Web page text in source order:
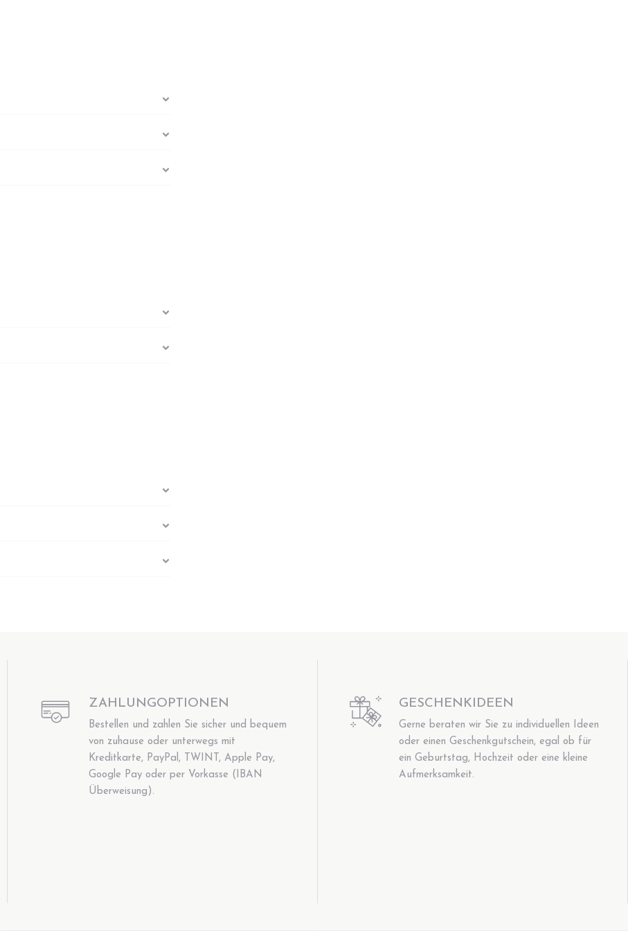
ZAHLUNGOPTIONEN
Bestellen und zahlen Sie sicher und bequem
von zuhause oder unterwegs mit
Kreditkarte, PayPal, TWINT, Apple Pay,
Google Pay oder per Vorkasse (IBAN
Überweisung).
GESCHENKIDEEN
Gerne beraten wir Sie zu individuellen Ideen
oder einen Geschenkgutschein, egal ob für
ein Geburtstag, Hochzeit oder eine kleine
Aufmerksamkeit.